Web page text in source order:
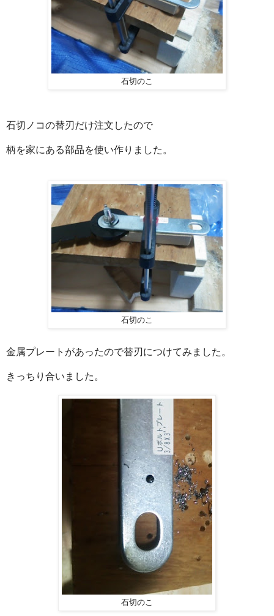
石切のこ
石切ノコの替刃だけ注文したので
柄を家にある部品を使い作りました。
石切のこ
金属プレートがあったので替刃につけてみました。
きっちり合いました。
石切のこ